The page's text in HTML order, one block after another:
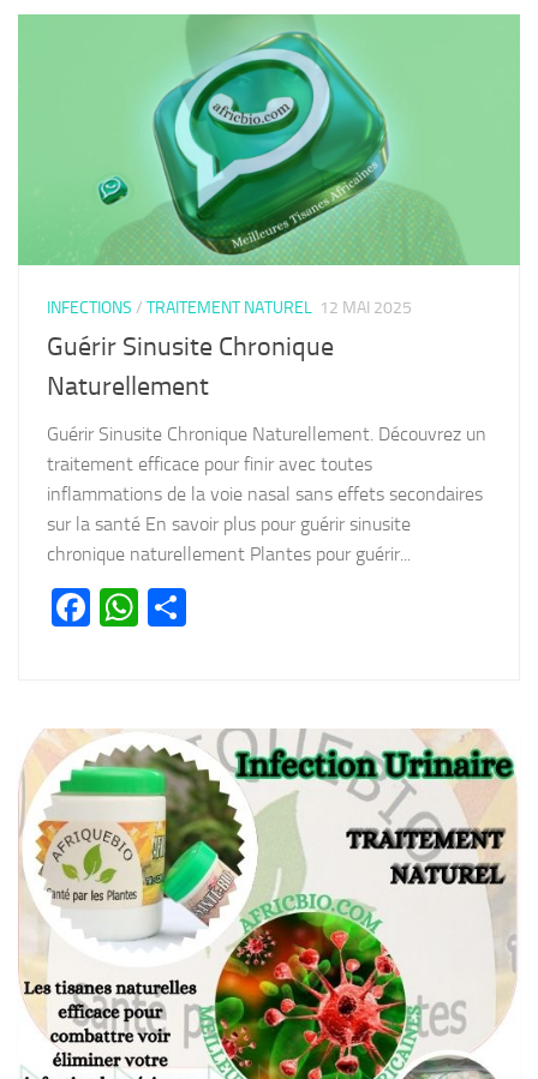
INFECTIONS / TRAITEMENT NATUREL 12 MAI 2025
Guérir Sinusite Chronique
Naturellement
Guérir Sinusite Chronique Naturellement. Découvrez un
traitement efficace pour finir avec toutes
inflammations de la voie nasal sans effets secondaires
sur la santé En savoir plus pour guérir sinusite
chronique naturellement Plantes pour guérir...
Facebook
WhatsApp